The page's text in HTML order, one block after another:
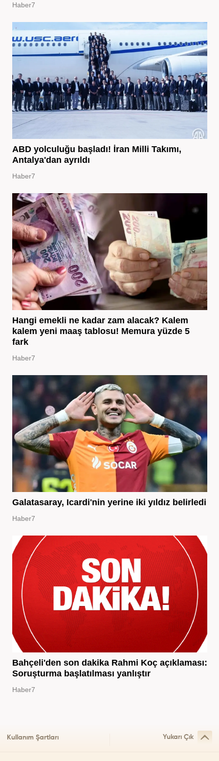
Haber7
ABD yolculuğu başladı! İran Milli Takımı,
Antalya'dan ayrıldı
Haber7
Hangi emekli ne kadar zam alacak? Kalem
kalem yeni maaş tablosu! Memura yüzde 5
fark
Haber7
Galatasaray, Icardi'nin yerine iki yıldız belirledi
Haber7
Bahçeli'den son dakika Rahmi Koç açıklaması:
Soruşturma başlatılması yanlıştır
Haber7
Kullanım Şartları Yukarı Çık